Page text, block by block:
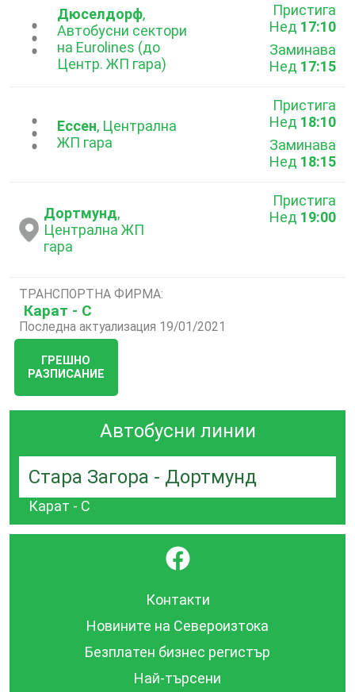
...
Дюселдорф,
Автобусни сектори
на Eurolines (до
Центр. ЖП гара)
Пристига
Нед 17:10
Заминава
Нед 17:15
...Ессен, Централна
ЖП гара
Пристига
Нед 18:10
Заминава
Нед 18:15
Дортмунд,
Централна ЖП
гара
Пристига
Нед 19:00
ТРАНСПОРТНА ФИРМА:
Карат - С
Последна актуализация 19/01/2021
ГРЕШНО
РАЗПИСАНИЕ
Автобусни линии
Стара Загора - Дортмунд
Карат - С
}
Контакти
Новините на Североизтока
Безплатен бизнес регистър
Най-търсени